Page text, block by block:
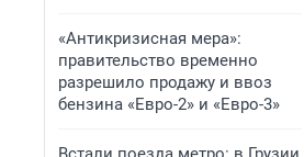
«Антикризисная мера»:
правительство временно
разрешило продажу и ввоз
бензина «Евро-2» и «Евро-3»